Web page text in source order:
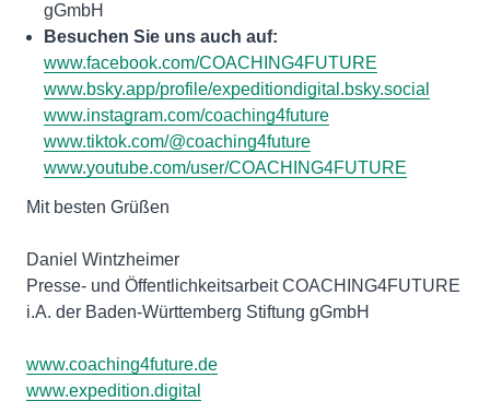
gGmbH
Besuchen Sie uns auch auf:
www.facebook.com/COACHING4FUTURE
www.bsky.app/profile/expeditiondigital.bsky.social
www.instagram.com/coaching4future
www.tiktok.com/@coaching4future
www.youtube.com/user/COACHING4FUTURE
Mit besten Grüßen
Daniel Wintzheimer
Presse- und Öffentlichkeitsarbeit COACHING4FUTURE
i.A. der Baden-Württemberg Stiftung gGmbH
www.coaching4future.de
www.expedition.digital